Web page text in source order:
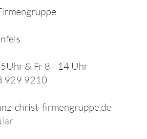
& Fr 8 - 14 Uhr
929 9210
christ-firmengruppe.de